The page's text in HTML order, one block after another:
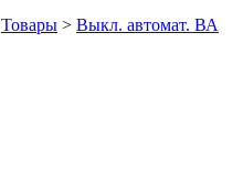
Товары > Выкл. автомат. ВА